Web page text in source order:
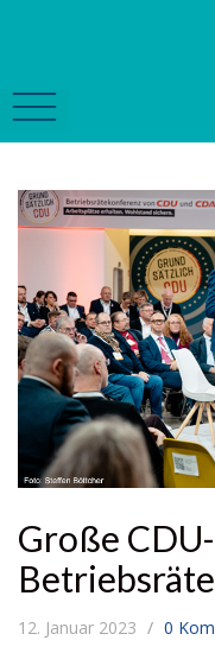
Große CDU-
12. Januar 2023 0